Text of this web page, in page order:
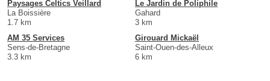
Paysages Celtics Veillard
La Boissière
1.7 km
Le Jardin de Poliphile
Gahard
3 km
AM 35 Services
Sens-de-Bretagne
3.3 km
Girouard Mickaël
Saint-Ouen-des-Alleux
6 km